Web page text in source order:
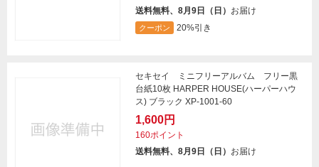
送料無料、8月9日（日） お届け
クーポン 20%引き
セキセイ ミニフリーアルバム フリー黒
台紙10枚 HARPER HOUSE(ハーパーハウ
ス) ブラック XP-1001-60
1,600円
160ポイント
送料無料、8月9日（日） お届け